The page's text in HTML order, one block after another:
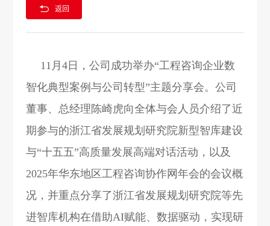
 返回
11月4日，公司成功举办“工程咨询企业数
智化典型案例与公司转型”主题分享会。公司
董事、总经理陈崎虎向全体与会人员介绍了近
期参与的浙江省发展规划研究院新型智库建设
与“十五五”高质量发展高端对话活动，以及
2025年华东地区工程咨询协作网年会的会议概
况，并重点分享了浙江省发展规划研究院等先
进智库机构在借助AI赋能、数据驱动，实现研